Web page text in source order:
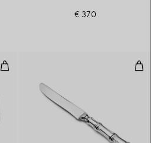
€ 370
Fünfteiliges Besteckset in